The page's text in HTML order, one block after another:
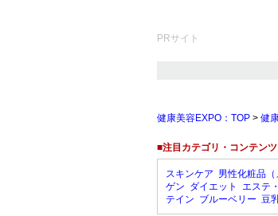
PRサイト
健康美容EXPO：TOP > 健
■注目カテゴリ・コンテンツ
スキンケア 男性化粧品（
ゲン ダイエット エステ
テイン ブルーベリー 豆